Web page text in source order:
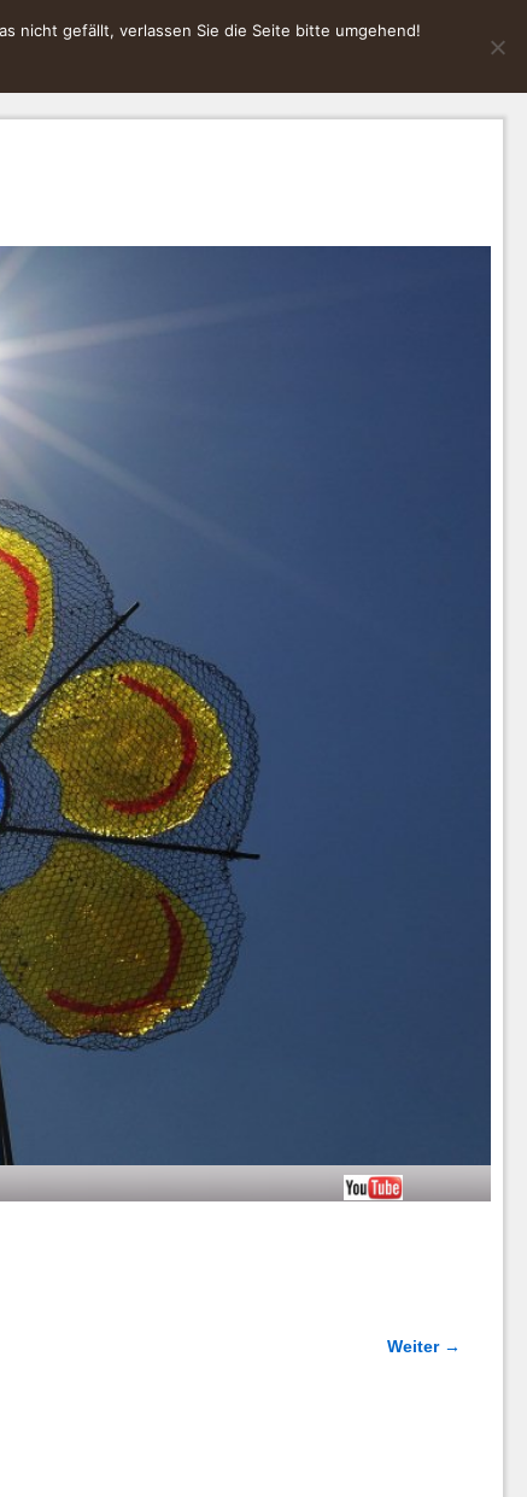
Weiter →
nicht gefällt, verlassen Sie die Seite bitte umgehend!